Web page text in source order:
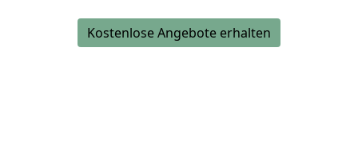
Kostenlose Angebote erhalten